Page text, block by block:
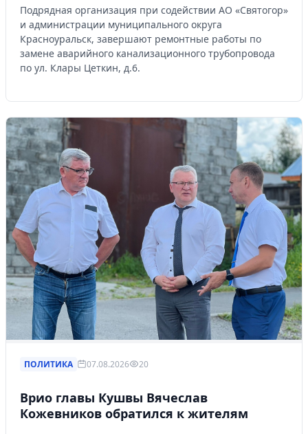
Подрядная организация при содействии АО «Святогор»
и администрации муниципального округа
Красноуральск, завершают ремонтные работы по
замене аварийного канализационного трубопровода
по ул. Клары Цеткин, д.6.
ПОЛИТИКА 07.08.2026 20
Врио главы Кушвы Вячеслав
Кожевников обратился к жителям